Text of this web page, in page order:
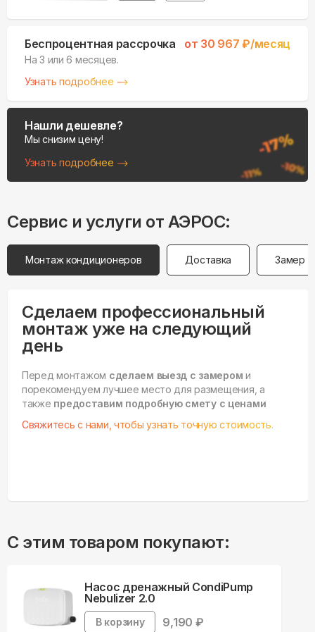
Беспроцентная рассрочка от 30 967 ₽/месяц
На 3 или 6 месяцев.
Узнать подробнее
Нашли дешевле?
Мы снизим цену!
Узнать подробнее
Сервис и услуги от АЭРОС:
Монтаж кондиционеров Доставка Замер
Сделаем профессиональный
монтаж уже на следующий
день
Перед монтажом сделаем выезд с замером и
порекомендуем лучшее место для размещения, а
также предоставим подробную смету с ценами
Свяжитесь с нами, чтобы узнать точную стоимость.
С этим товаром покупают:
Насос дренажный CondiPump
Nebulizer 2.0
В корзину 9,190 ₽